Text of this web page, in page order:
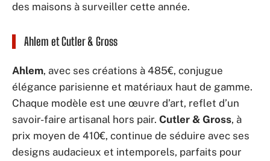
des maisons à surveiller cette année.
Ahlem et Cutler & Gross
Ahlem, avec ses créations à 485€, conjugue
élégance parisienne et matériaux haut de gamme.
Chaque modèle est une œuvre d’art, reflet d’un
savoir-faire artisanal hors pair. Cutler & Gross, à
prix moyen de 410€, continue de séduire avec ses
designs audacieux et intemporels, parfaits pour